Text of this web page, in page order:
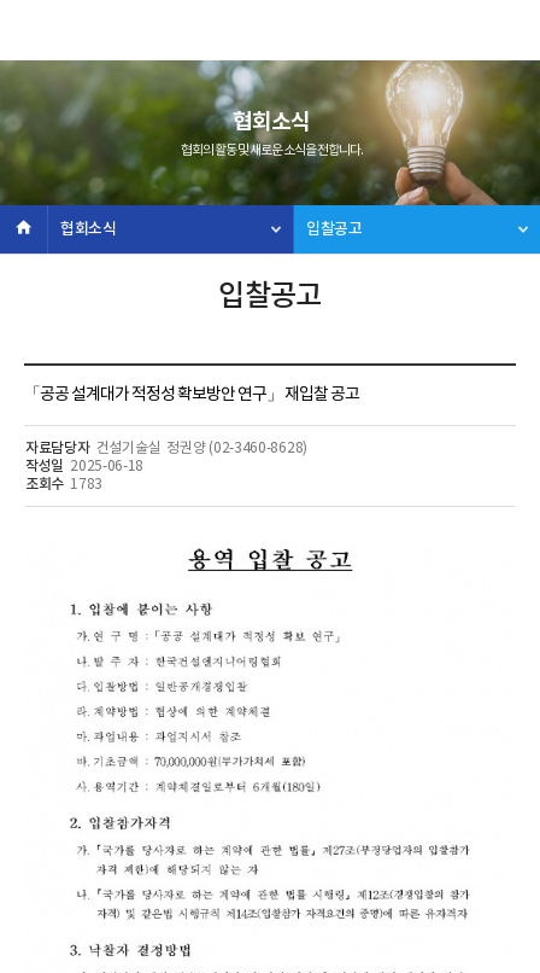
협회소식
협회의 활동 및 새로운 소식을 전합니다.
협회소식 입찰공고
입찰공고
「공공 설계대가 적정성 확보방안 연구」 재입찰 공고
자료담당자 건설기술실 정권양 (02-3460-8628)
작성일 2025-06-18
조회수 1783